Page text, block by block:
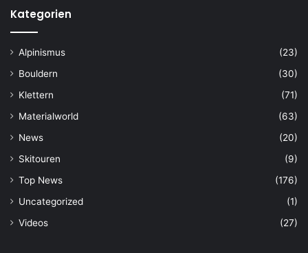
Kategorien
Alpinismus
(23)
Bouldern
(30)
Klettern
(71)
Materialworld
(63)
News
(20)
Skitouren
(9)
Top News
(176)
Uncategorized
(1)
Videos
(27)